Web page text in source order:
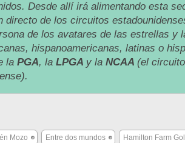
Desde allí irá alimentando esta
directo de los circuitos
de los avatares de las estrellas y
hispanoamericanas, latinas o
la PGA, la LPGA y la NCAA (el
Mozo Entre dos mundos Hamilton Farm